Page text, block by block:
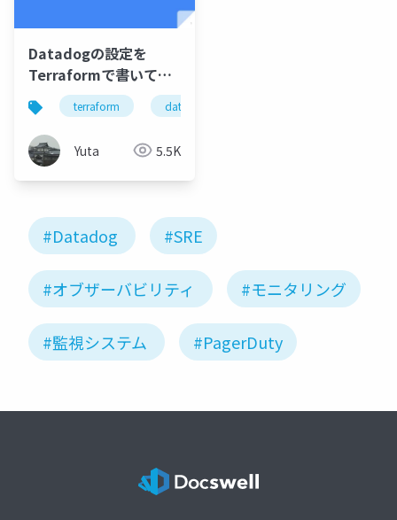
Datadogの設定を
Terraformで書いてGit
管理した話
terraform datadog
Yuta 5.5K
#Datadog #SRE
#オブザーバビリティ #モニタリング
#監視システム #PagerDuty